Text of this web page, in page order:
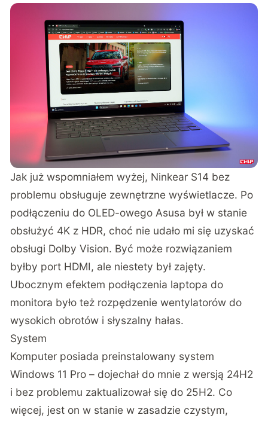
Jak już wspomniałem wyżej, Ninkear S14 bez
problemu obsługuje zewnętrzne wyświetlacze. Po
podłączeniu do OLED-owego Asusa był w stanie
obsłużyć 4K z HDR, choć nie udało mi się uzyskać
obsługi Dolby Vision. Być może rozwiązaniem
byłby port HDMI, ale niestety był zajęty.
Ubocznym efektem podłączenia laptopa do
monitora było też rozpędzenie wentylatorów do
wysokich obrotów i słyszalny hałas.
System
Komputer posiada preinstalowany system
Windows 11 Pro – dojechał do mnie z wersją 24H2
i bez problemu zaktualizował się do 25H2. Co
więcej, jest on w stanie w zasadzie czystym,